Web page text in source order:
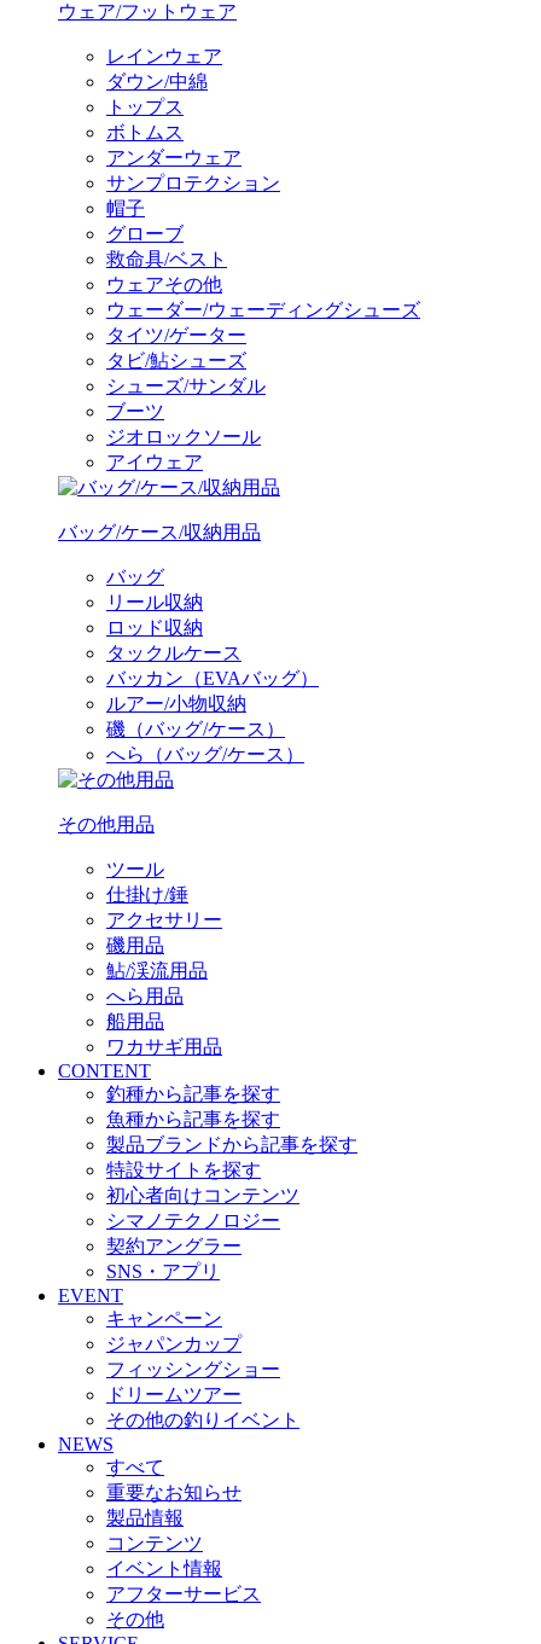
ウェア/フットウェア
レインウェア
ダウン/中綿
トップス
ボトムス
アンダーウェア
サンプロテクション
帽子
グローブ
救命具/ベスト
ウェアその他
ウェーダー/ウェーディングシューズ
タイツ/ゲーター
タビ/鮎シューズ
シューズ/サンダル
ブーツ
ジオロックソール
アイウェア
バッグ/ケース/収納用品
バッグ
リール収納
ロッド収納
タックルケース
バッカン（EVAバッグ）
ルアー/小物収納
磯（バッグ/ケース）
へら（バッグ/ケース）
その他用品
ツール
仕掛け/錘
アクセサリー
磯用品
鮎/渓流用品
へら用品
船用品
ワカサギ用品
CONTENT
釣種から記事を探す
魚種から記事を探す
製品ブランドから記事を探す
特設サイトを探す
初心者向けコンテンツ
シマノテクノロジー
契約アングラー
SNS・アプリ
EVENT
キャンペーン
ジャパンカップ
フィッシングショー
ドリームツアー
その他の釣りイベント
NEWS
すべて
重要なお知らせ
製品情報
コンテンツ
イベント情報
アフターサービス
その他